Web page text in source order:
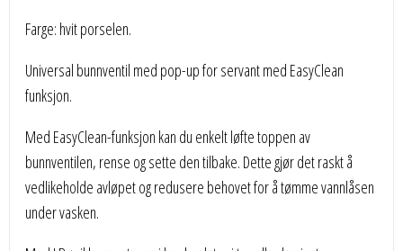
Farge: hvit porselen.
Universal bunnventil med pop-up for servant med EasyClean
funksjon.
Med EasyClean-funksjon kan du enkelt løfte toppen av
bunnventilen, rense og sette den tilbake. Dette gjør det raskt å
vedlikeholde avløpet og redusere behovet for å tømme vannlåsen
under vasken.